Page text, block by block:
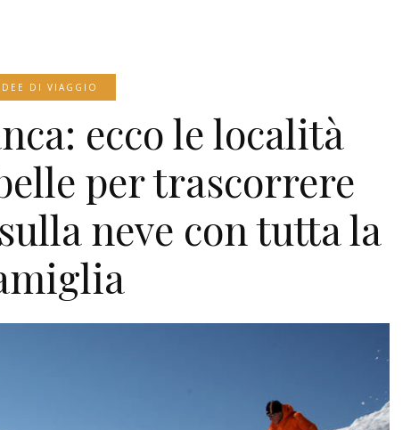
DI VIAGGIO
ecco le località
per trascorrere
neve con tutta la